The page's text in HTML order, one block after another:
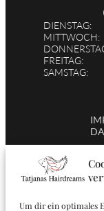
Um dir ein optimales
DIENSTAG:
MITTWOCH:
FREITAG:
SAMSTAG: